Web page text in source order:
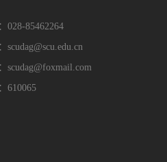
028-85462264
scudag@scu.edu.cn
scudag@foxmail.com
610065